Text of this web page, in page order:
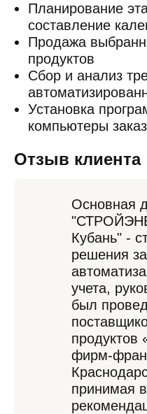
Планирование
составление
Продажа
продуктов
Сбор и анализ
Установка
компьютеры
Отзыв клиента
Основная
Кубань" -
решения
учета,
был
продуктов
фирм-
принимая